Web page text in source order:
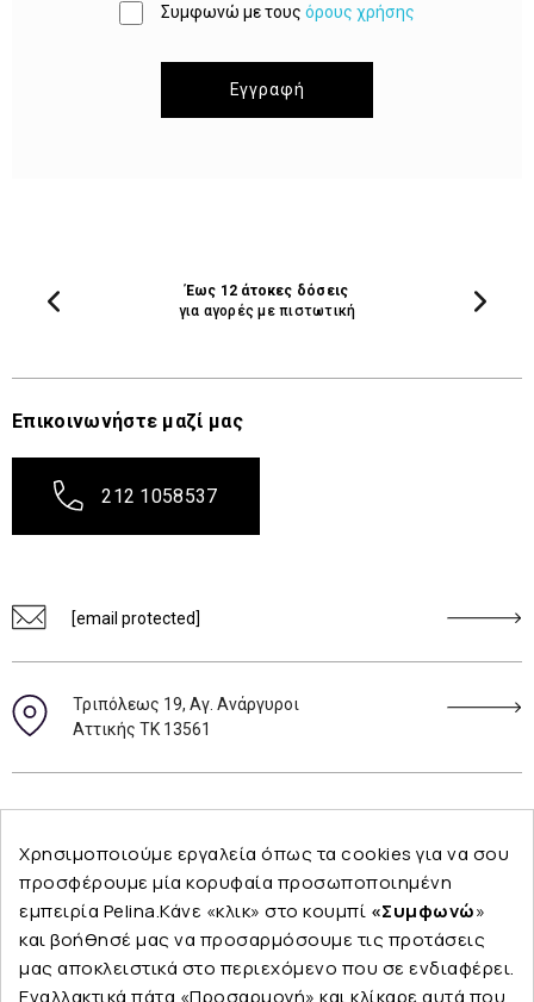
Συμφωνώ με τους όρους χρήσης
Εγγραφή
Έως 12 άτοκες δόσεις
για αγορές με πιστωτική
Επικοινωνήστε μαζί μας
212 1058537
[email protected]
Τριπόλεως 19, Αγ. Ανάργυροι
Αττικής ΤΚ 13561
Εταιρεία
Χρησιμοποιούμε εργαλεία όπως τα cookies για να σου
προσφέρουμε μία κορυφαία προσωποποιημένη
εμπειρία Pelina.Κάνε «κλικ» στο κουμπί «Συμφωνώ»
και βοήθησέ μας να προσαρμόσουμε τις προτάσεις
μας αποκλειστικά στο περιεχόμενο που σε ενδιαφέρει.
Εναλλακτικά πάτα «Προσαρμογή» και κλίκαρε αυτά που